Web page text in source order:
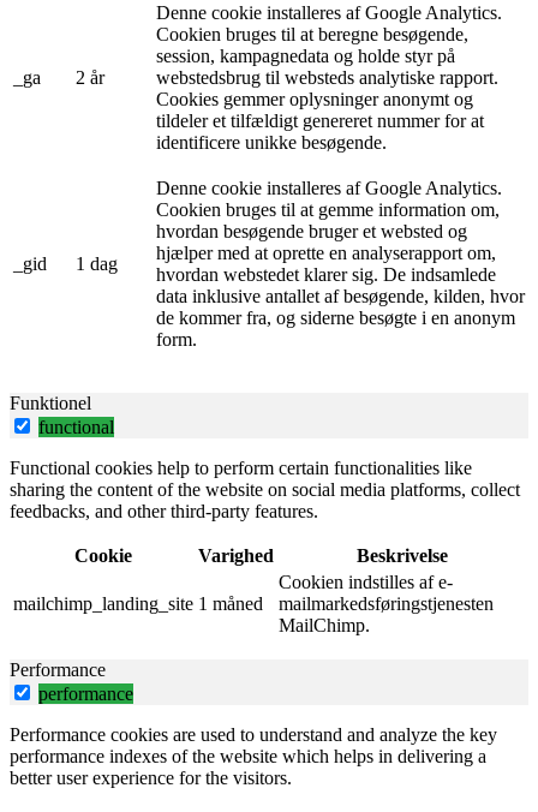
_ga 2 år
Denne cookie installeres af Google Analytics.
Cookien bruges til at beregne besøgende,
session, kampagnedata og holde styr på
webstedsbrug til websteds analytiske rapport.
Cookies gemmer oplysninger anonymt og
tildeler et tilfældigt genereret nummer for at
identificere unikke besøgende.
_gid 1 dag
Denne cookie installeres af Google Analytics.
Cookien bruges til at gemme information om,
hvordan besøgende bruger et websted og
hjælper med at oprette en analyserapport om,
hvordan webstedet klarer sig. De indsamlede
data inklusive antallet af besøgende, kilden, hvor
de kommer fra, og siderne besøgte i en anonym
form.
Funktionel
functional
Functional cookies help to perform certain functionalities like
sharing the content of the website on social media platforms, collect
feedbacks, and other third-party features.
Cookie Varighed Beskrivelse
mailchimp_landing_site 1 måned
Cookien indstilles af e-
mailmarkedsføringstjenesten
MailChimp.
Performance
performance
Performance cookies are used to understand and analyze the key
performance indexes of the website which helps in delivering a
better user experience for the visitors.